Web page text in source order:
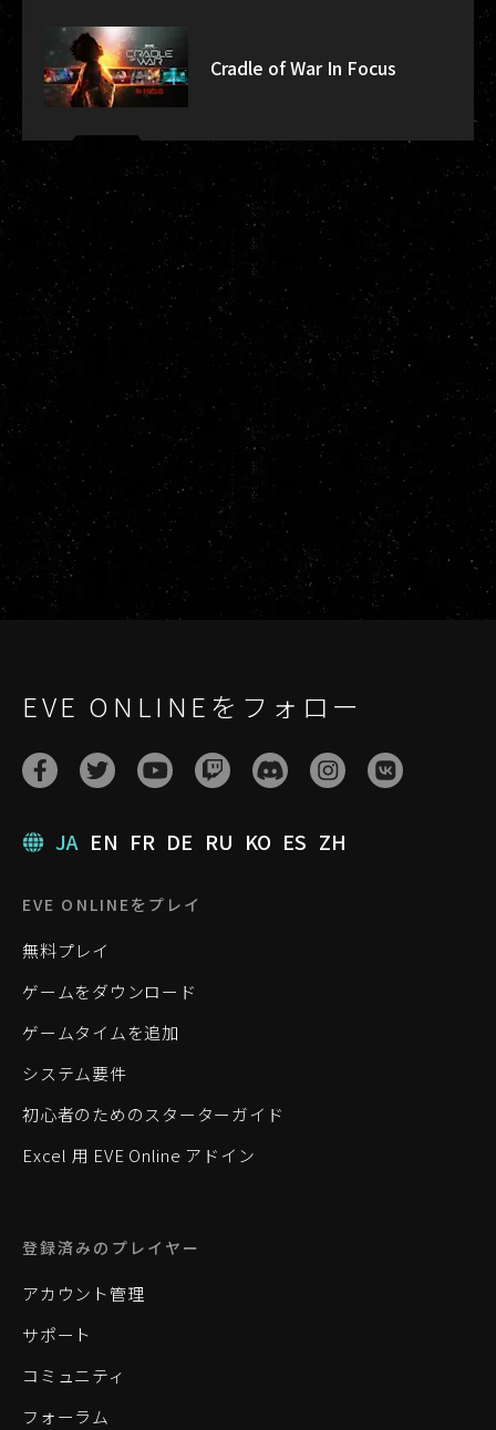
Cradle of War In Focus
EVE ONLINEをフォロー
JA EN FR DE RU KO ES ZH
EVE ONLINEをプレイ
無料プレイ
ゲームをダウンロード
ゲームタイムを追加
システム要件
初心者のためのスターターガイド
Excel 用 EVE Online アドイン
登録済みのプレイヤー
アカウント管理
サポート
コミュニティ
フォーラム